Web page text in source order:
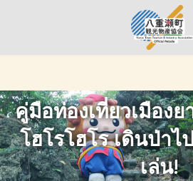
ス
キ
ッ
プ
ン
に
移
動
คู่มือท่องเที่ยวเมืองย
โฮโรโฮโร เดินป่าไ
เล่น!